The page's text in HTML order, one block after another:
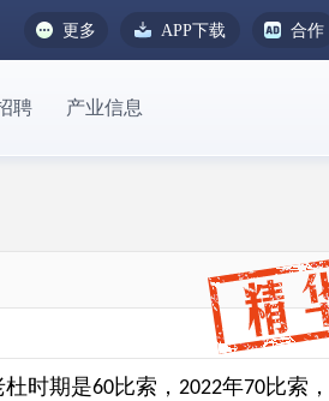
更多 APP下载 合作
聘 产业信息
杜时期是60比索， 2022年70比索，